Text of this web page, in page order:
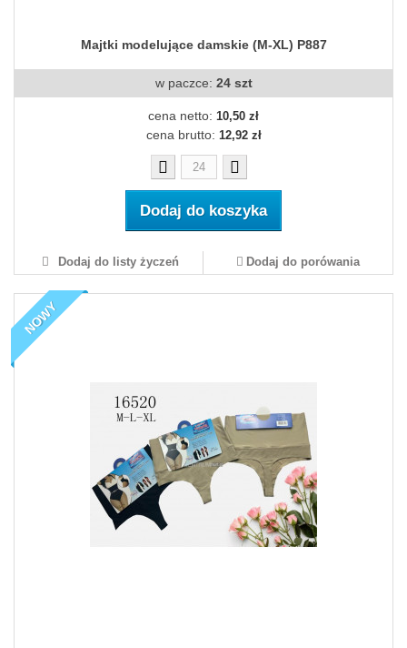
Majtki modelujące damskie (M-XL) P887
w paczce: 24 szt
cena netto: 10,50 zł
cena brutto: 12,92 zł
Dodaj do koszyka
Dodaj do listy życzeń Dodaj do porówania
NOWY